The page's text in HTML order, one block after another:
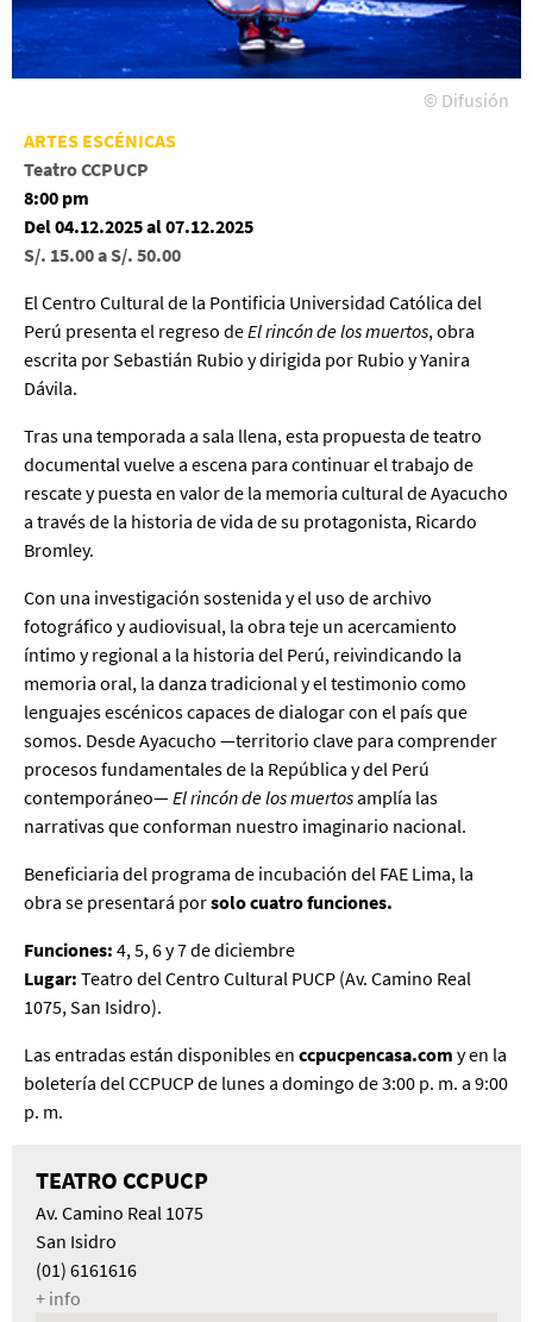
© Difusión
ARTES ESCÉNICAS
Teatro CCPUCP
8:00 pm
Del 04.12.2025 al 07.12.2025
S/. 15.00 a S/. 50.00
El Centro Cultural de la Pontificia Universidad Católica del
Perú presenta el regreso deEl rincón de los muertos, obra
escrita por Sebastián Rubio y dirigida por Rubio y Yanira
Dávila.
Tras una temporada a sala llena, esta propuesta de teatro
documental vuelve a escena para continuar el trabajo de
rescate y puesta en valor de la memoria cultural de Ayacucho
a través de la historia de vida de su protagonista, Ricardo
Bromley.
Con una investigación sostenida y el uso de archivo
fotográfico y audiovisual, la obra teje un acercamiento
íntimo y regional a la historia del Perú, reivindicando la
memoria oral, la danza tradicional y el testimonio como
lenguajes escénicos capaces de dialogar con el país que
somos. Desde Ayacucho —territorio clave para comprender
procesos fundamentales de la República y del Perú
contemporáneo—El rincón de los muertosamplía las
narrativas que conforman nuestro imaginario nacional.
Beneficiaria del programa de incubación del FAE Lima, la
obra se presentará porsolo cuatro funciones.
Funciones: 4, 5, 6 y 7 de diciembre
Lugar: Teatro del Centro Cultural PUCP (Av. Camino Real
1075, San Isidro).
Las entradas están disponibles en ccpucpencasa.com y en la
boletería del CCPUCP de lunes a domingo de 3:00 p. m. a 9:00
p. m.
TEATRO CCPUCP
Av. Camino Real 1075
San Isidro
(01) 6161616
+ info